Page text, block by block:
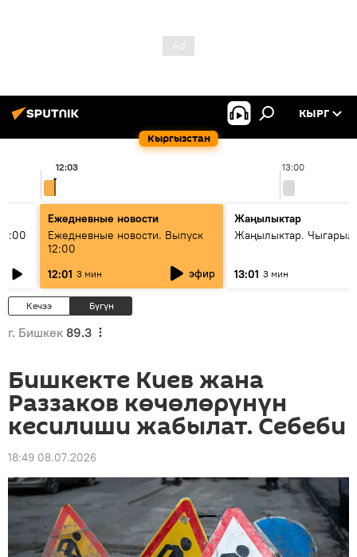
Кыргызстан
КЫРГ
13:00
12:03
Ежедневные новости
Ежедневные новости. Выпуск
12:00
12:01 3 мин эфир
Жаңылыктар
Жаңылыктар.
13:01 3 мин
Кечээ Бүгүн
г. Бишкек 89.3
Бишкекте Киев жана
Раззаков көчөлөрүнүн
кесилиши жабылат. Себеби
18:49 08.07.2026